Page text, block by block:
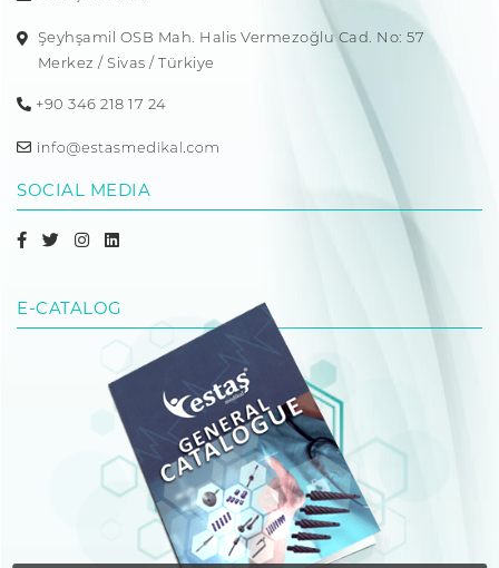
Şeyhşamil OSB Mah. Halis Vermezoğlu Cad. No: 57
Merkez / Sivas / Türkiye
+90 346 218 17 24
SOCIAL MEDIA
E-CATALOG